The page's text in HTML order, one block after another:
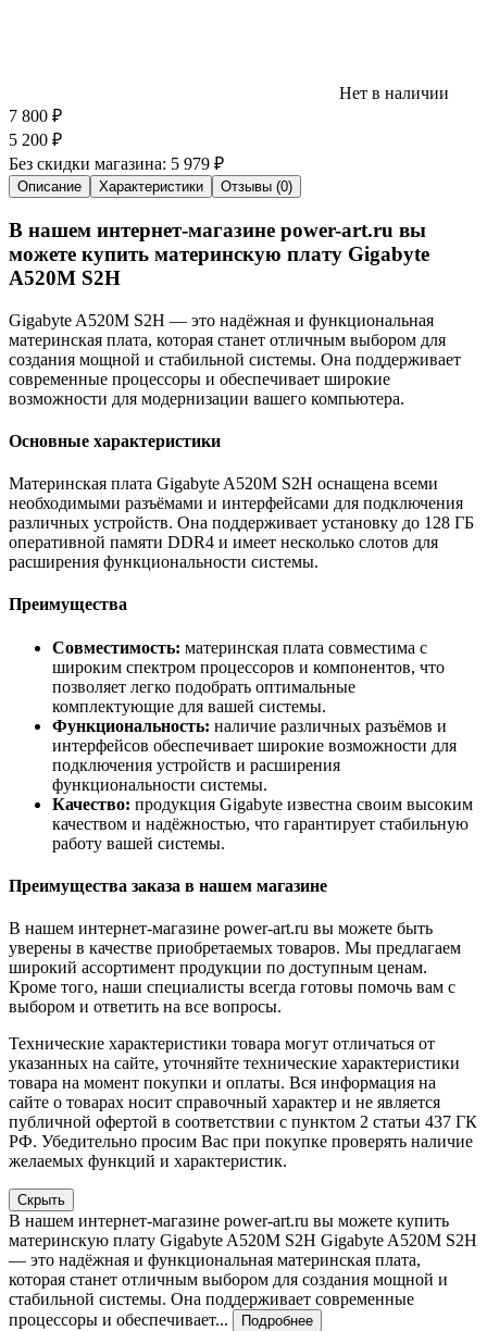
Нет в наличии
7 800 ₽
5 200 ₽
Без скидки магазина: 5 979 ₽
Описание Характеристики Отзывы (0)
В нашем интернет-магазине power-art.ru вы
можете купить материнскую плату Gigabyte
A520M S2H
Gigabyte A520M S2H — это надёжная и функциональная
материнская плата, которая станет отличным выбором для
создания мощной и стабильной системы. Она поддерживает
современные процессоры и обеспечивает широкие
возможности для модернизации вашего компьютера.
Основные характеристики
Материнская плата Gigabyte A520M S2H оснащена всеми
необходимыми разъёмами и интерфейсами для подключения
различных устройств. Она поддерживает установку до 128 ГБ
оперативной памяти DDR4 и имеет несколько слотов для
расширения функциональности системы.
Преимущества
Совместимость: материнская плата совместима с
широким спектром процессоров и компонентов, что
позволяет легко подобрать оптимальные
комплектующие для вашей системы.
Функциональность: наличие различных разъёмов и
интерфейсов обеспечивает широкие возможности для
подключения устройств и расширения
функциональности системы.
Качество: продукция Gigabyte известна своим высоким
качеством и надёжностью, что гарантирует стабильную
работу вашей системы.
Преимущества заказа в нашем магазине
В нашем интернет-магазине power-art.ru вы можете быть
уверены в качестве приобретаемых товаров. Мы предлагаем
широкий ассортимент продукции по доступным ценам.
Кроме того, наши специалисты всегда готовы помочь вам с
выбором и ответить на все вопросы.
Технические характеристики товара могут отличаться от
указанных на сайте, уточняйте технические характеристики
товара на момент покупки и оплаты. Вся информация на
сайте о товарах носит справочный характер и не является
публичной офертой в соответствии с пунктом 2 статьи 437 ГК
РФ. Убедительно просим Вас при покупке проверять наличие
желаемых функций и характеристик.
Скрыть
В нашем интернет-магазине power-art.ru вы можете купить
материнскую плату Gigabyte A520M S2H Gigabyte A520M S2H
— это надёжная и функциональная материнская плата,
которая станет отличным выбором для создания мощной и
стабильной системы. Она поддерживает современные
процессоры и обеспечивает...
Подробнее